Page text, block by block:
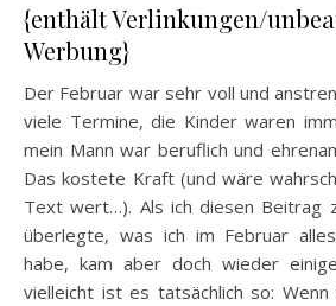
{enthält Verlinkungen/
Werbung}
Der Februar war sehr voll und anstrengend – wir hatten so
viele Termine, die Kinder waren
mein Mann war beruflich und
Das kostete Kraft (und wäre
Text wert…). Als ich diesen Beitrag
überlegte, was ich im Februar
habe, kam aber doch wieder
vielleicht ist es tatsächlich so: